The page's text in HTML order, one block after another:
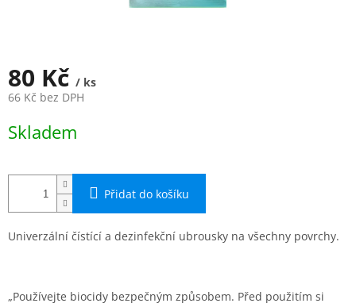
80 Kč / ks
66 Kč bez DPH
cena:
Skladem
Přidat do košíku
Univerzální čístící a dezinfekční ubrousky na všechny povrchy.
„Používejte biocidy bezpečným způsobem. Před použitím si